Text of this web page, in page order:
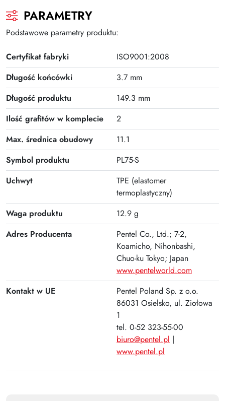
Plastyczne i kreatywne
Organizacja dokumentów
Produkty upominkowe
EKO-RECYCOLOGY
Wyprawka szkolna
Nożyczki
Zszywacze | Zszywki
Kamuflaż dokumentów
Zero Max Teczka Skoroszytowa
PARAMETRY
Podstawowe parametry produktu:
Certyfikat fabryki
ISO9001:2008
Długość końcówki
3.7 mm
Długość produktu
149.3 mm
Ilość grafitów w komplecie
2
Max. średnica obudowy
11.1
Symbol produktu
PL75-S
Uchwyt
TPE (elastomer
termoplastyczny)
Waga produktu
12.9 g
Adres Producenta
Pentel Co., Ltd.; 7-2,
Koamicho, Nihonbashi,
Chuo-ku Tokyo; Japan
www.pentelworld.com
Kontakt w UE
Pentel Poland Sp. z o.o.
86031 Osielsko, ul. Ziołowa
1
tel. 0-52 323-55-00
biuro@pentel.pl |
www.pentel.pl